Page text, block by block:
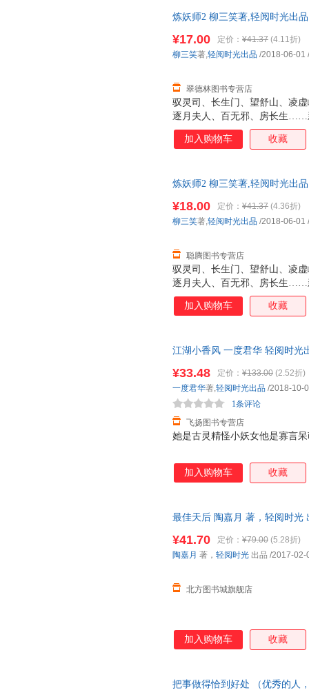
炼妖师2 柳三笑著,轻阅时光出
驭灵司、长生门、望舒山、凌
逐月夫人、百无邪、房长生……
兽 五色灵符 千叶金蝉 灵根巨
击破千万，天涯文学年度十大
¥17.00 定价： ¥41.37 (4.11折)
翠德林图书专营店
柳三笑著,轻阅时光出品 /2018-06-01 /
加入购物车 收藏
炼妖师2 柳三笑著,轻阅时光出
驭灵司、长生门、望舒山、凌
逐月夫人、百无邪、房长生……
兽 五色灵符 千叶金蝉 灵根巨
击破千万，天涯文学年度十大
¥18.00 定价： ¥41.37 (4.36折)
聪腾图书专营店
柳三笑著,轻阅时光出品 /2018-06-01 /
加入购物车 收藏
江湖小香风 一度君华 轻阅时光
她是古灵精怪小妖女他是寡言
¥33.48 定价： ¥133.00 (2.52折)
飞扬图书专营店
1条评论
一度君华著,轻阅时光出品 /2018-10-
加入购物车 收藏
最佳天后 陶嘉月 著，轻阅时光
¥41.70 定价： ¥79.00 (5.28折)
北方图书城旗舰店
陶嘉月 著， 轻阅时光 出品 /2017-02-
加入购物车 收藏
把事做得恰到好处 （优秀的人